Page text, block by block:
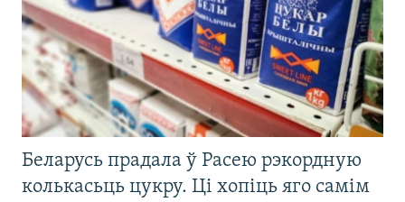
Беларусь прадала ў Расею рэкордную
колькасьць цукру. Ці хопіць яго самім